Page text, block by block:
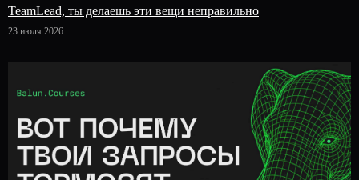
TeamLead, ты делаешь эти вещи неправильно
23 июля 2026